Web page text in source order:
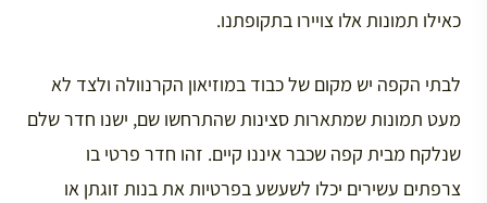
כאילו תמונות אלו צויירו בתקופתנו.
לבתי הקפה יש מקום של כבוד במוזיאון הקרנוולה ולצד לא
מעט תמונות שמתארות סצינות שהתרחשו שם, ישנו חדר שלם
שנלקח מבית קפה שכבר איננו קיים. זהו חדר פרטי בו
צרפתים עשירים יכלו לשעשע בפרטיות את בנות זוגתן או